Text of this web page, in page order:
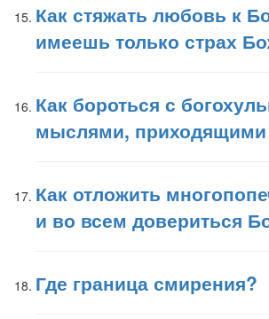
Как стяжать любовь к
имеешь только страх
Как бороться с
мыслями, приходящими
Как отложить
и во всем довериться
Где граница смирения?